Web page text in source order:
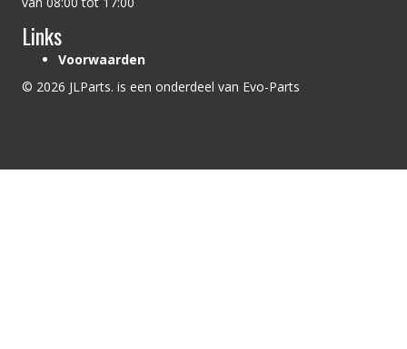
Links
Voorwaarden
© 2026 JLParts. is een onderdeel van Evo-Parts